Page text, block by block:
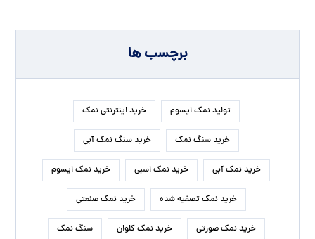
برچسب ها
تولید نمک اپسوم خرید اینترنتی نمک
خرید سنگ نمک خرید سنگ نمک آبی
خرید نمک آبی خرید نمک اسبی خرید نمک اپسوم
خرید نمک تصفیه شده خرید نمک صنعتی
خرید نمک صورتی خرید نمک کلوان سنگ نمک